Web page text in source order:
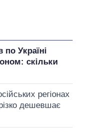
по Україні
скільки
регіонах
дешевшає